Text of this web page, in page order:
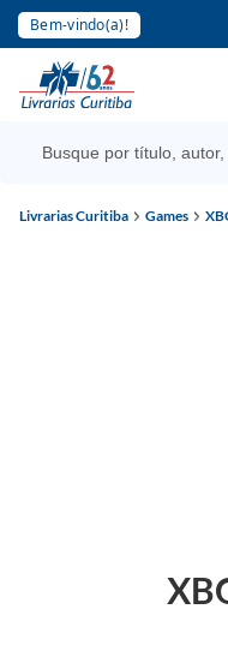
Bem-vindo(a)!
Livrarias Curitiba Games